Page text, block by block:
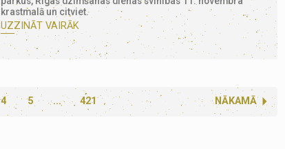
krastmalā un citviet.
UZZINĀT VAIRĀK
4 5 NĀKAMĀ
... 421